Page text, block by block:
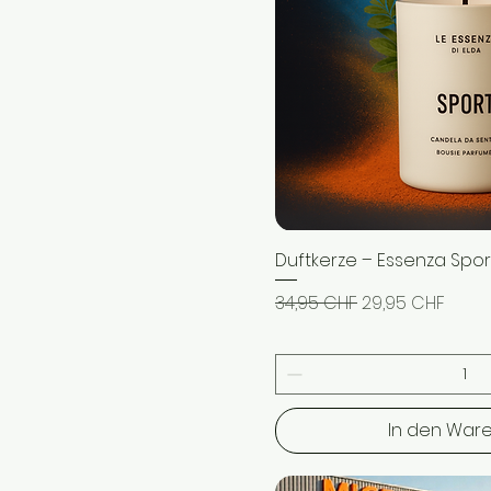
Duftkerze – Essenza
Standardpreis
34,95 CHF Sale-Preis
29,95 CHF
In den